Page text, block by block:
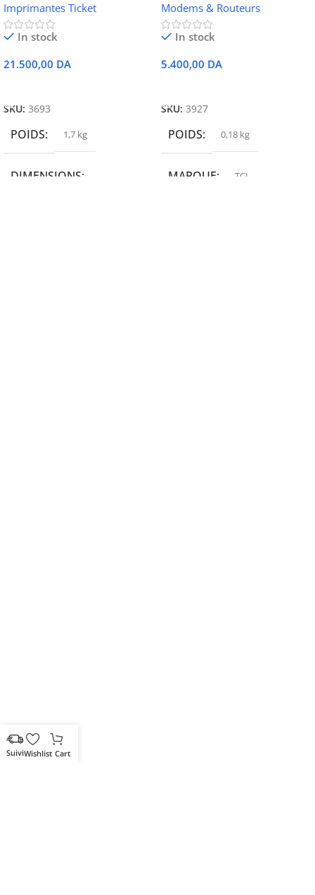
Ethernet
Imprimantes Ticket
In stock
21.500,00 DA
SKU: 3693
POIDS 1,7 kg
DIMENSIONS
Modems & Routeurs
In stock
5.400,00 DA
SKU: 3927
POIDS 0,18 kg
MARQUE TCL
Wishlist Cart